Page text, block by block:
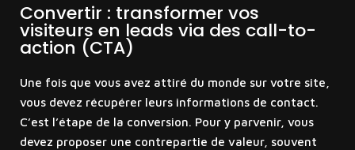
Convertir : transformer vos
visiteurs en leads via des call-to-
action (CTA)
Une fois que vous avez attiré du monde sur votre site,
vous devez récupérer leurs informations de contact.
C’est l’étape de la conversion. Pour y parvenir, vous
devez proposer une contrepartie de valeur, souvent